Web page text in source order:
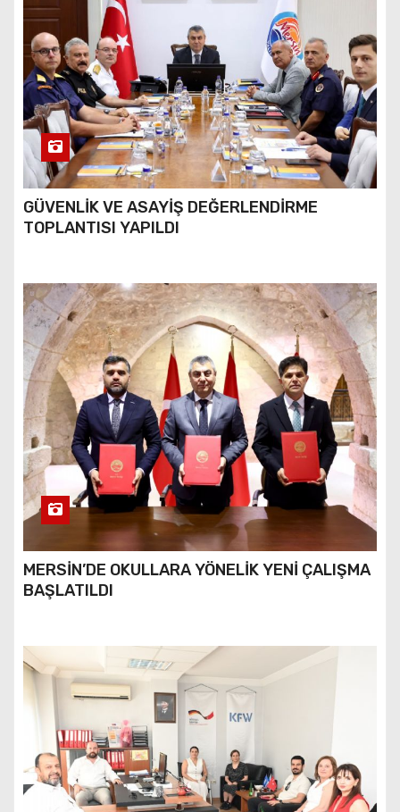
GÜVENLİK VE ASAYİŞ DEĞERLENDİRME
TOPLANTISI YAPILDI
MERSİN’DE OKULLARA YÖNELİK YENİ ÇALIŞMA
BAŞLATILDI